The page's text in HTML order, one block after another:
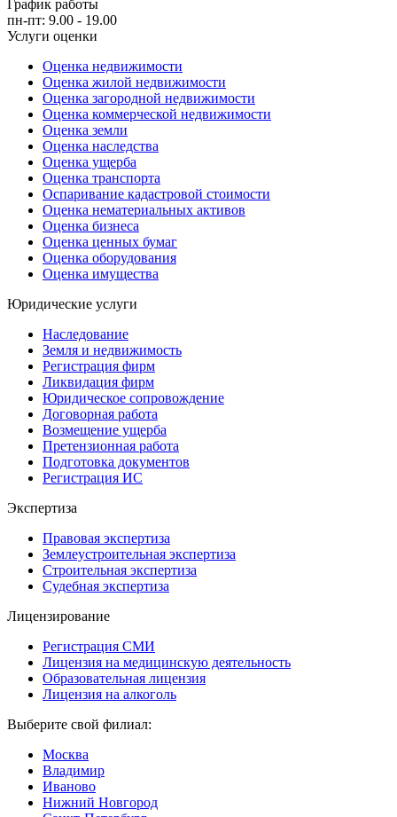
График работы
пн-пт: 9.00 - 19.00
Услуги оценки
Оценка недвижимости
Оценка жилой недвижимости
Оценка загородной недвижимости
Оценка коммерческой недвижимости
Оценка земли
Оценка наследства
Оценка ущерба
Оценка транспорта
Оспаривание кадастровой стоимости
Оценка нематериальных активов
Оценка бизнеса
Оценка ценных бумаг
Оценка оборудования
Оценка имущества
Юридические услуги
Наследование
Земля и недвижимость
Регистрация фирм
Ликвидация фирм
Юридическое сопровождение
Договорная работа
Возмещение ущерба
Претензионная работа
Подготовка документов
Регистрация ИС
Экспертиза
Правовая экспертиза
Землеустроительная экспертиза
Строительная экспертиза
Судебная экспертиза
Лицензирование
Регистрация СМИ
Лицензия на медицинскую деятельность
Образовательная лицензия
Лицензия на алкоголь
Выберите свой филиал:
Москва
Владимир
Иваново
Нижний Новгород